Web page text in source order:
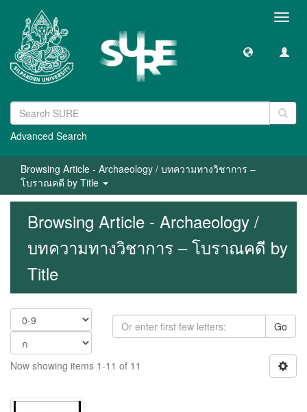
Advanced Search
Browsing Article - Archaeology / บทความทางวิชาการ –
โบราณคดี by Title
Browsing Article - Archaeology /
บทความทางวิชาการ – โบราณคดี by
Title
Go
Now showing items 1-11 of 11